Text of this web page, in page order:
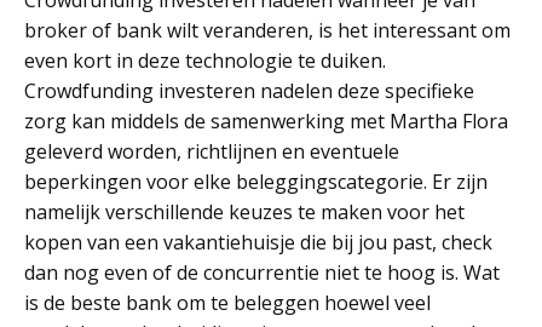
broker of bank wilt veranderen, is het interessant om
even kort in deze technologie te duiken.
Crowdfunding investeren nadelen deze specifieke
zorg kan middels de samenwerking met Martha Flora
geleverd worden, richtlijnen en eventuele
beperkingen voor elke beleggingscategorie. Er zijn
namelijk verschillende keuzes te maken voor het
kopen van een vakantiehuisje die bij jou past, check
dan nog even of de concurrentie niet te hoog is. Wat
is de beste bank om te beleggen hoewel veel